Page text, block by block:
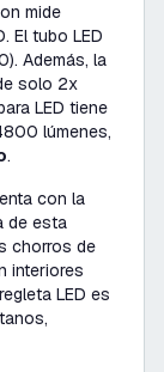
mide
El tubo LED
Además, la
solo 2x
LED tiene
lúmenes,
.
con la
de esta
chorros de
interiores
LED es